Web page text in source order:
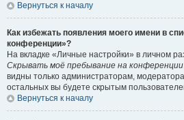
Вернуться к началу
Как избежать появления моего имени в
конференции»?
На вкладке «Личные настройки» в личном
Скрывать моё пребывание на конференции
видны только администраторам,
остальных вы будете скрытым
Вернуться к началу